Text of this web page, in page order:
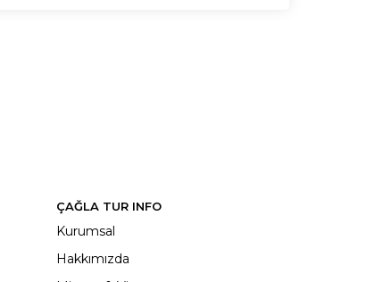
ÇAĞLA TUR INFO
Kurumsal
Hakkımızda